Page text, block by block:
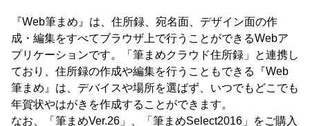
『Web筆まめ』は、住所録、宛名面、デザイン面の作
成・編集をすべてブラウザ上で行うことができるWebア
プリケーションです。「筆まめクラウド住所録」と連携し
ており、住所録の作成や編集を行うこともできる『Web
筆まめ』は、デバイスや場所を選ばず、いつでもどこでも
年賀状やはがきを作成することができます。
なお、「筆まめVer.26」、「筆まめSelect2016」をご購入